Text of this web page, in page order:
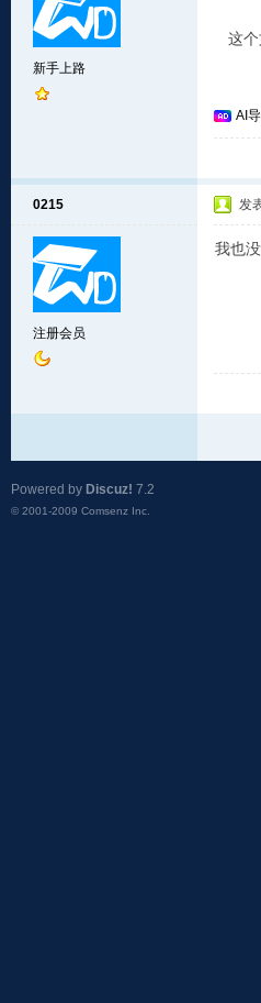
新手上路
这个
AI
0215
注册会员
发
我也
Powered by Discuz! 7.2
© 2001-2009 Comsenz Inc.